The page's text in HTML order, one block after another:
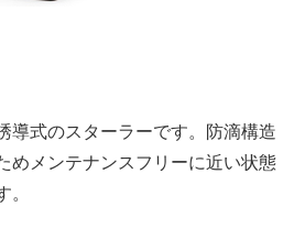
導式のスターラーです。防滴構造
めメンテナンスフリーに近い状態
。